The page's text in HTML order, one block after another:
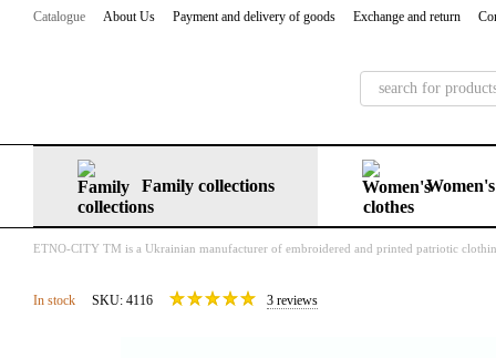
Skip to main content
Catalogue About Us Payment and delivery of goods Exchange and return
Family collections
ETNO-CITY TM is a Ukrainian manufacturer of embroidered and printed patriotic
In stock SKU: 4116 3 reviews